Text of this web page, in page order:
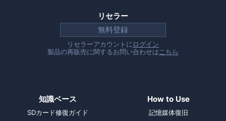
リセラー
無料登録
リセラーアカウントに ログイン
製品の再販売に関するお問い合わせは こちら
知識ベース
SDカード修復ガイド
How to Use
記憶媒体復旧